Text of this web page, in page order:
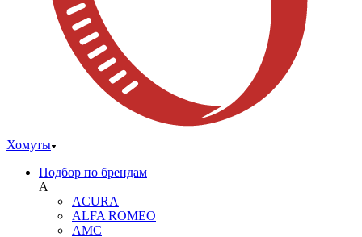
Хомуты
Подбор по брендам
A
ACURA
ALFA ROMEO
AMC